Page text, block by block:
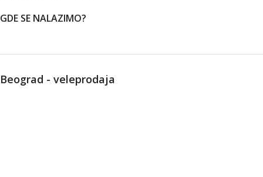
GDE SE NALAZIMO?
Beograd - veleprodaja